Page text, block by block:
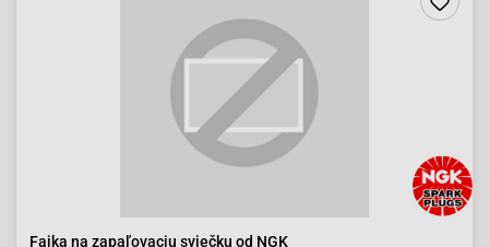
Fajka na zapaľovaciu sviečku od NGK